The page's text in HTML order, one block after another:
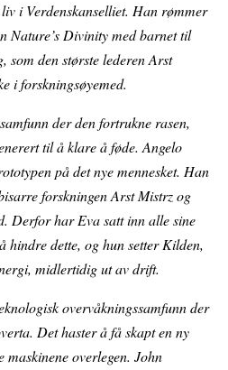
i Verdenskanselliet. Han rømmer
Nature’s Divinity med barnet til
som den største lederen Arst
i forskningsøyemed.
der den fortrukne rasen,
til å klare å føde. Angelo
på det nye mennesket. Han
forskningen Arst Mistrz og
Derfor har Eva satt inn alle sine
hindre dette, og hun setter Kilden,
midlertidig ut av drift.
overvåkningssamfunn der
Det haster å få skapt en ny
maskinene overlegen. John